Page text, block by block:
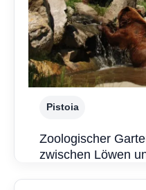
Pistoia
Zoologischer
zwischen Löwen